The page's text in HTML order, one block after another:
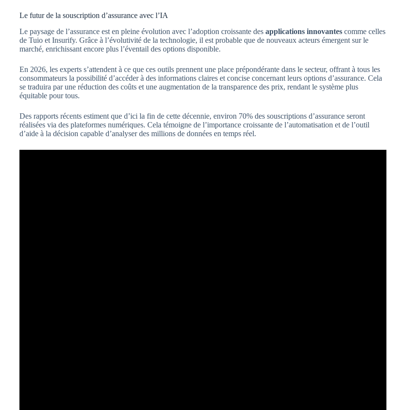
Le futur de la souscription d’assurance avec l’IA
Le paysage de l’assurance est en pleine évolution avec l’adoption croissante des applications innovantes comme celles
de Tuio et Insurify. Grâce à l’évolutivité de la technologie, il est probable que de nouveaux acteurs émergent sur le
marché, enrichissant encore plus l’éventail des options disponible.
En 2026, les experts s’attendent à ce que ces outils prennent une place prépondérante dans le secteur, offrant à tous les
consommateurs la possibilité d’accéder à des informations claires et concise concernant leurs options d’assurance. Cela
se traduira par une réduction des coûts et une augmentation de la transparence des prix, rendant le système plus
équitable pour tous.
Des rapports récents estiment que d’ici la fin de cette décennie, environ 70% des souscriptions d’assurance seront
réalisées via des plateformes numériques. Cela témoigne de l’importance croissante de l’automatisation et de l’outil
d’aide à la décision capable d’analyser des millions de données en temps réel.